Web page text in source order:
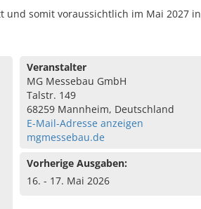
und somit voraussichtlich im Mai 2027 in
Veranstalter
MG Messebau GmbH
Talstr. 149
68259 Mannheim, Deutschland
E-Mail-Adresse anzeigen
mgmessebau.de
Vorherige Ausgaben:
16. - 17. Mai 2026